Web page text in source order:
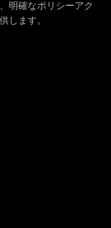
明確なポリシーアク
します。